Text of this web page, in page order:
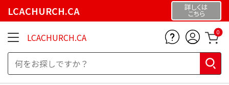
LCACHURCH.CA 詳しくは
こちら
LCACHURCH.CA 0